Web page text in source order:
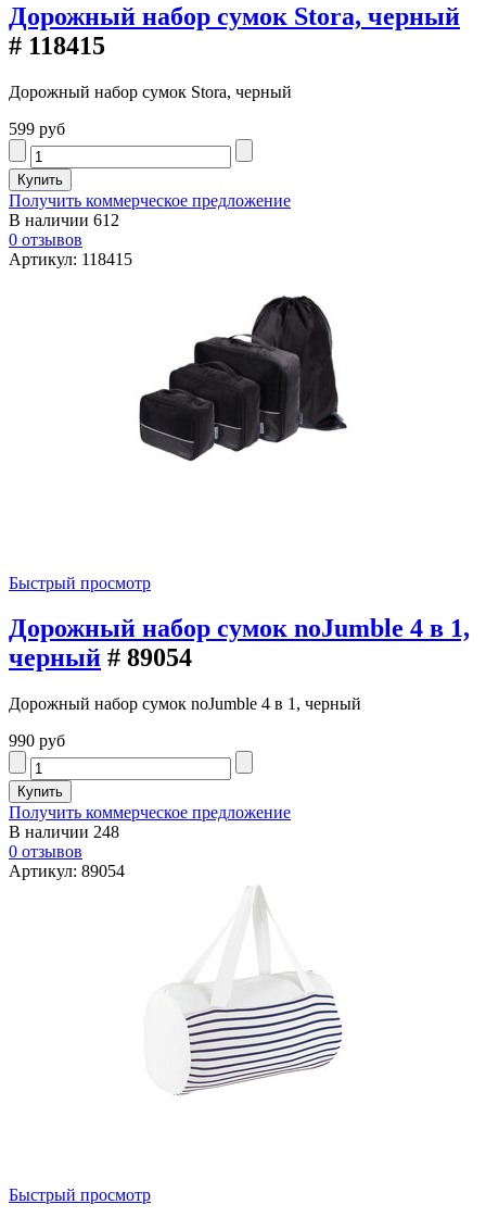
Дорожный набор сумок Stora, черный
# 118415
Дорожный набор сумок Stora, черный
599 руб
Получить коммерческое предложение
В наличии 612
0 отзывов
Артикул: 118415
Быстрый просмотр
Дорожный набор сумок noJumble 4 в 1,
черный # 89054
Дорожный набор сумок noJumble 4 в 1, черный
990 руб
Получить коммерческое предложение
В наличии 248
0 отзывов
Артикул: 89054
Быстрый просмотр